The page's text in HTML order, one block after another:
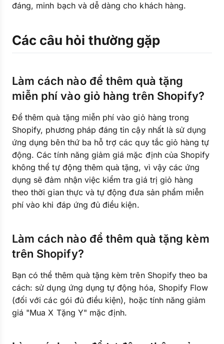
đáng, minh bạch và dễ dàng cho khách hàng.
Các câu hỏi thường gặp
Làm cách nào để thêm quà tặng
miễn phí vào giỏ hàng trên Shopify?
Để thêm quà tặng miễn phí vào giỏ hàng trong
Shopify, phương pháp đáng tin cậy nhất là sử dụng
ứng dụng bên thứ ba hỗ trợ các quy tắc giỏ hàng tự
động. Các tính năng giảm giá mặc định của Shopify
không thể tự động thêm quà tặng, vì vậy các ứng
dụng sẽ đảm nhận việc kiểm tra giá trị giỏ hàng
theo thời gian thực và tự động đưa sản phẩm miễn
phí vào khi đáp ứng đủ điều kiện.
Làm cách nào để thêm quà tặng kèm
trên Shopify?
Bạn có thể thêm quà tặng kèm trên Shopify theo ba
cách: sử dụng ứng dụng tự động hóa, Shopify Flow
(đối với các gói đủ điều kiện), hoặc tính năng giảm
giá "Mua X Tặng Y" mặc định.